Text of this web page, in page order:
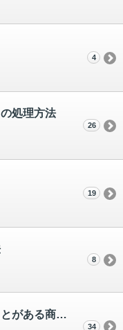
4
処理方法
26
19
8
一度過去に、支払い督促をされたことがある商事債権の時効の満了期間は１０年なんでしょうか？
34